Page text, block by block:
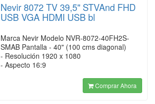
Nevir 8072 TV 39,5" STVAnd FHD
USB VGA HDMI USB bl
Marca Nevir Modelo NVR-8072-40FH2S-
SMAB Pantalla - 40" (100 cms diagonal)
- Resolución 1920 x 1080
- Aspecto 16:9
Comprar Ahora